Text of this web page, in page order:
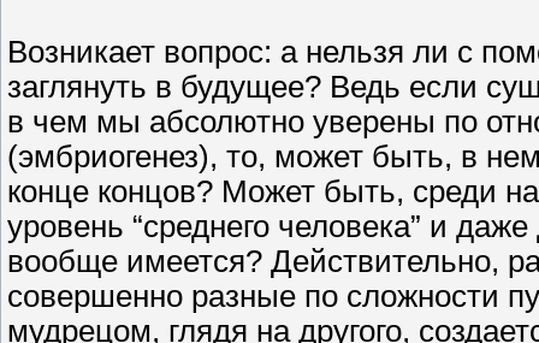
Возникает вопрос: а нельзя ли с
заглянуть в будущее? Ведь если
в чем мы абсолютно уверены по
(эмбриогенез), то, может быть, в
конце концов? Может быть, среди
уровень “среднего человека” и
вообще имеется? Действительно,
совершенно разные по сложности
мудрецом, глядя на другого,